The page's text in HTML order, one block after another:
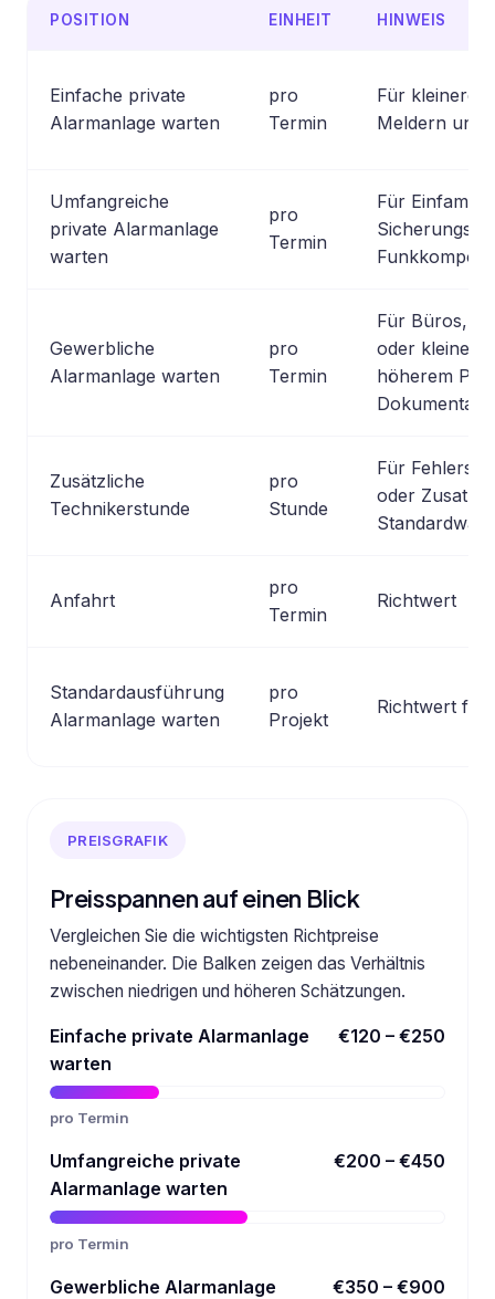
POSITION EINHEIT HINWEIS
Einfache private
Alarmanlage warten
pro
Termin
Für kleinere
Meldern und
Umfangreiche
private Alarmanlage
warten
pro
Termin
Für
Gewerbliche
Alarmanlage warten
pro
Termin
Für Büros,
oder kleinere
höherem
Zusätzliche
Technikerstunde
pro
Stunde
Für
oder
Anfahrt
pro
Termin
Richtwert
Standardausführung
Alarmanlage warten
pro
Projekt
Richtwert für
PREISGRAFIK
Preisspannen auf einen Blick
Vergleichen Sie die wichtigsten Richtpreise
nebeneinander. Die Balken zeigen das Verhältnis
zwischen niedrigen und höheren Schätzungen.
Einfache private Alarmanlage
warten
€120 – €250
pro Termin
Umfangreiche private
Alarmanlage warten
€200 – €450
pro Termin
Gewerbliche Alarmanlage
€350 – €900